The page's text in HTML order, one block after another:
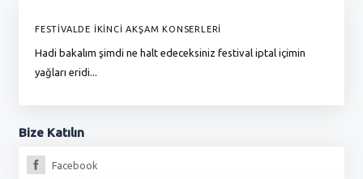
FESTİVALDE İKİNCİ AKŞAM KONSERLERİ
Hadi bakalım şimdi ne halt edeceksiniz festival iptal içimin
yağları eridi...
Bize Katılın
Facebook